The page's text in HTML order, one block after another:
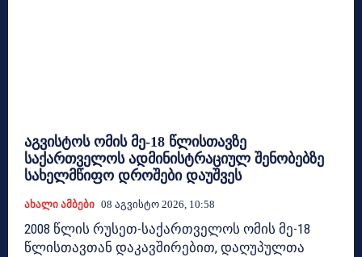
აგვისტოს ომის მე-18 წლისთავზე
საქართველოს ადმინისტრაციულ შენობებზე
სახელმწიფო დროშები დაუშვეს
Ახალი Ამბები 08 Აგვისტო 2026, 10:58
2008 წლის რუსეთ-საქართველოს ომის მე-18
წლისთავთან დაკავშირებით, დაღუპულთა